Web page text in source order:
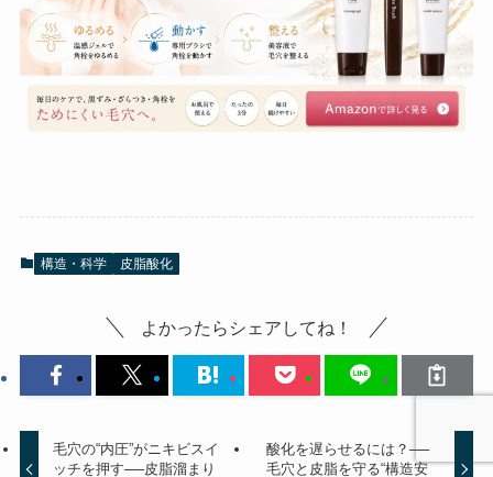
構造・科学 皮脂酸化
よかったらシェアしてね！
毛穴の“内圧”がニキビスイ
ッチを押す──皮脂溜まり
酸化を遅らせるには？──
毛穴と皮脂を守る“構造安